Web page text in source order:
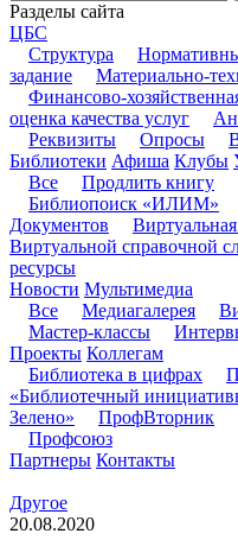
Разделы сайта
ЦБС
Структура
задание
Материально-
Финансово-
оценка качества услуг
Реквизиты
Опросы
Библиотеки Афиша Клубы
Все
Продлить книгу
Библиопоиск «ИЛИМ»
Документов
Виртуальной справочной
ресурсы
Новости Мультимедиа
Все
Медиагалерея
Мастер-классы
Проекты Коллегам
Библиотека в цифрах
«Библиотечный
Зелено»
ПрофВторник
Профсоюз
Партнеры Контакты
Другое
20.08.2020